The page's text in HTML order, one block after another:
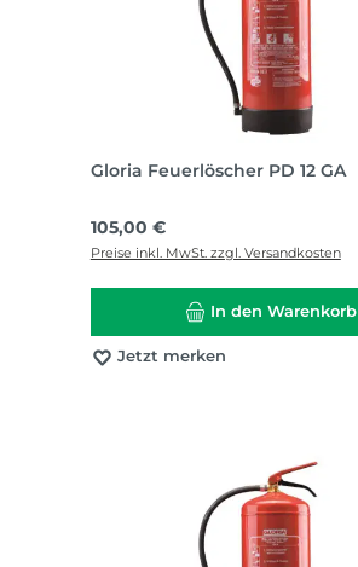
Gloria Feuerlöscher PD 12 GA
Regulärer Preis:
105,00 €
Preise inkl. MwSt. zzgl. Versandkosten
In den Warenkorb
Jetzt merken